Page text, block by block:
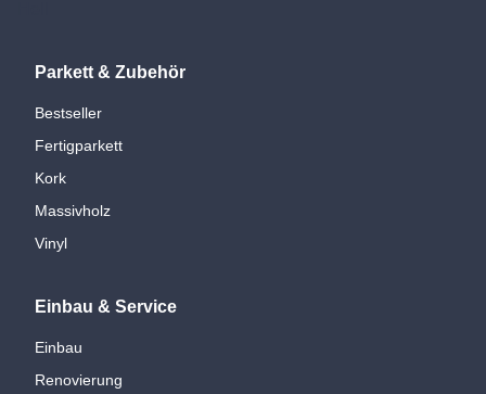
Parkett & Zubehör
Bestseller
Fertigparkett
Kork
Massivholz
Vinyl
Einbau & Service
Einbau
Renovierung